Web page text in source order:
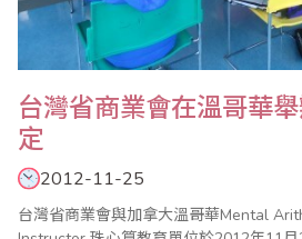
台灣省商業會在溫哥華
定
2012-11-25
台灣省商業會與加拿大溫哥華Mental